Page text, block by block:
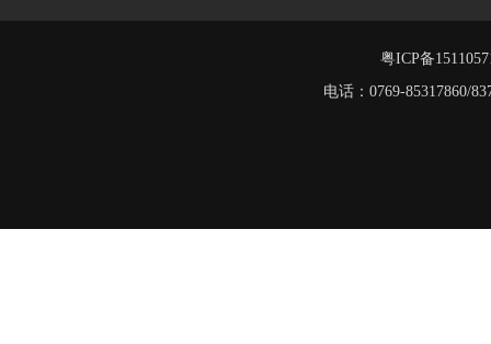
粤ICP备
电话：0769-85317860/